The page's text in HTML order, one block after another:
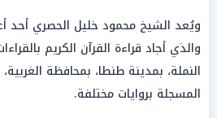
ويُعد الشيخ محمود خليل الحصري أحد
والذي أجاد قراءة القرآن الكريم
النملة، بمدينة طنطا، بمحافظة
المسجلة بروايات مختلفة.